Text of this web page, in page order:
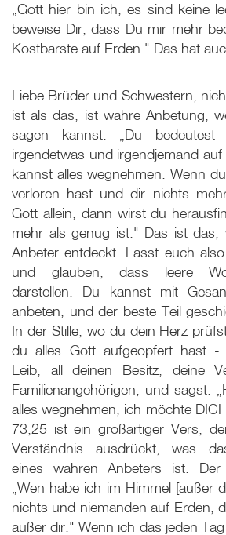
„Gott hier bin ich, es sind keine
beweise Dir, dass Du mir mehr
Kostbarste auf Erden." Das hat
Liebe Brüder und Schwestern,
ist als das, ist wahre Anbetung,
sagen kannst: „Du
irgendetwas und irgendjemand
kannst alles wegnehmen. Wenn
verloren hast und dir nichts
Gott allein, dann wirst du
mehr als genug ist." Das ist das,
Anbeter entdeckt. Lasst euch
und glauben, dass leere
darstellen. Du kannst mit
anbeten, und der beste Teil
In der Stille, wo du dein Herz
du alles Gott aufgeopfert hast -
Leib, all deinen Besitz, deine
Familienangehörigen, und sagst:
alles wegnehmen, ich möchte
73 ,25 ist ein großartiger Vers,
Verständnis ausdrückt, was
eines wahren Anbeters ist. Der
„Wen habe ich im Himmel [außer
nichts und niemanden auf Erden,
außer dir." Wenn ich das jeden